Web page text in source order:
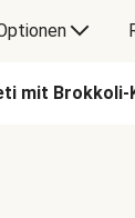
mit Brokkoli-